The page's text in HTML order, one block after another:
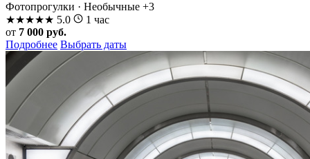
Фотопрогулки · Необычные +3
★★★★★ 5.0
1 час
от 7 000 руб.
Подробнее Выбрать даты